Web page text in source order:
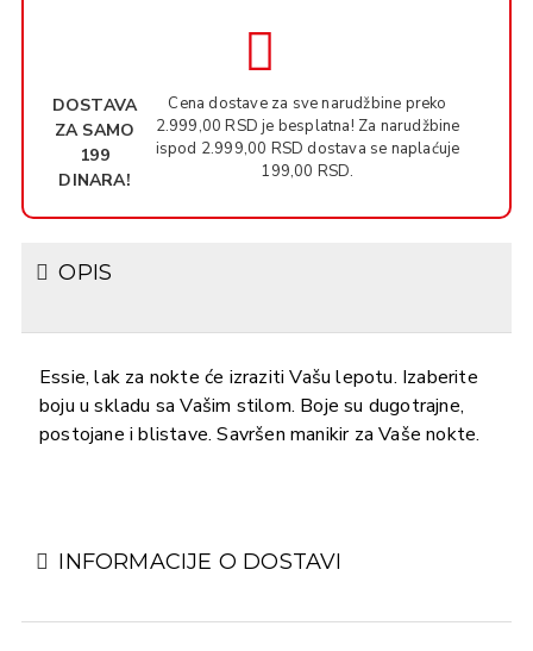
DOSTAVA
ZA SAMO
199
DINARA!
Cena dostave za sve narudžbine preko
2.999,00 RSD je besplatna! Za narudžbine
ispod 2.999,00 RSD dostava se naplaćuje
199,00 RSD.
OPIS
Essie, lak za nokte će izraziti Vašu lepotu. Izaberite
boju u skladu sa Vašim stilom. Boje su dugotrajne,
postojane i blistave. Savršen manikir za Vaše nokte.
INFORMACIJE O DOSTAVI